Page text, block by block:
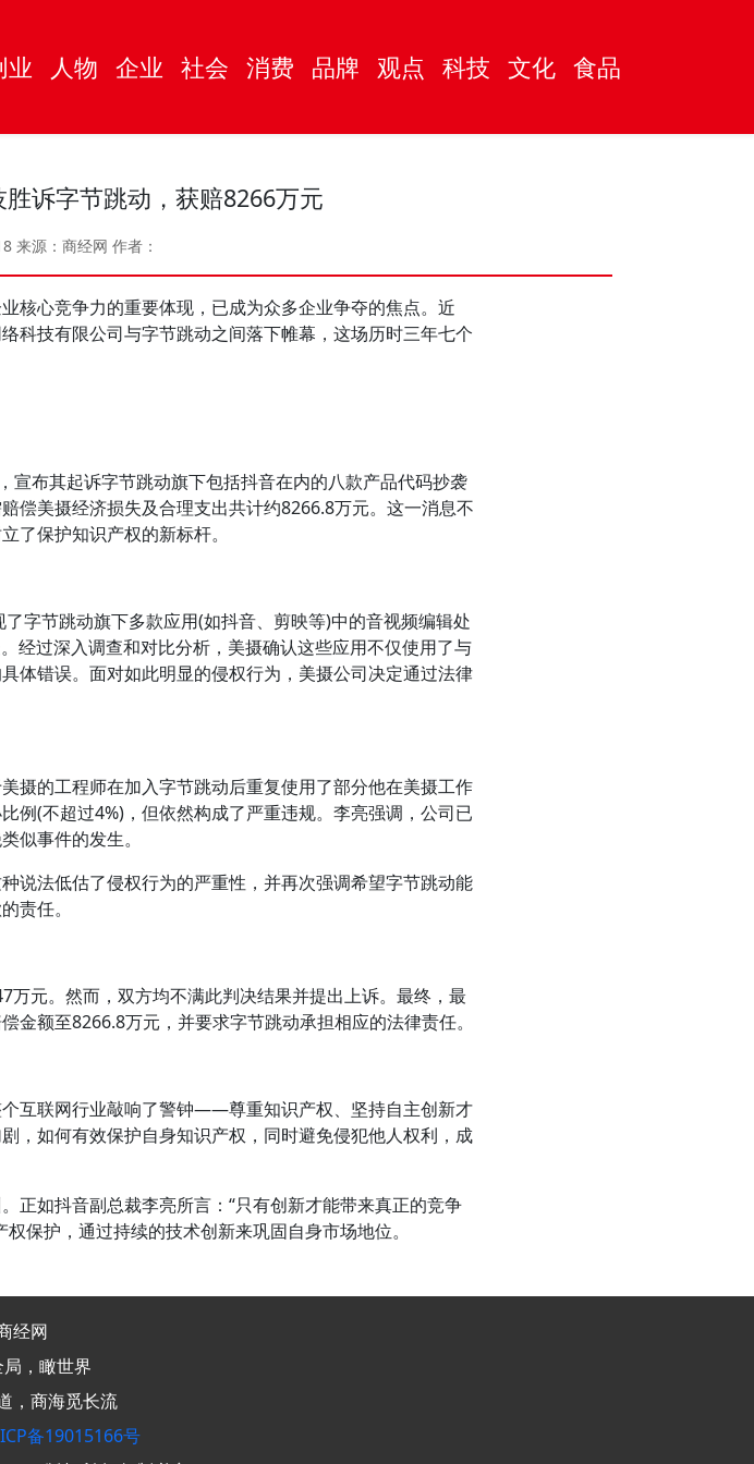
业 人物 企业 社会 消费 品牌 观点 科技 文化 食品
诉字节跳动，获赔8266万元
来源：商经网 作者：
心竞争力的重要体现，已成为众多企业争夺的焦点。近
科技有限公司与字节跳动之间落下帷幕，这场历时三年七个
布其起诉字节跳动旗下包括抖音在内的八款产品代码抄袭
偿美摄经济损失及合理支出共计约8266.8万元。这一消息不
了保护知识产权的新标杆。
节跳动旗下多款应用(如抖音、剪映等)中的音视频编辑处
经过深入调查和对比分析，美摄确认这些应用不仅使用了与
体错误。面对如此明显的侵权行为，美摄公司决定通过法律
的工程师在加入字节跳动后重复使用了部分他在美摄工作
例(不超过4%)，但依然构成了严重违规。李亮强调，公司已
似事件的发生。
法低估了侵权行为的严重性，并再次强调希望字节跳动能
责任。
元。然而，双方均不满此判决结果并提出上诉。最终，最
额至8266.8万元，并要求字节跳动承担相应的法律责任。
互联网行业敲响了警钟——尊重知识产权、坚持自主创新才
，如何有效保护自身知识产权，同时避免侵犯他人权利，成
如抖音副总裁李亮所言：“只有创新才能带来真正的竞争
保护，通过持续的技术创新来巩固自身市场地位。
经网
，瞰世界
，商海觅长流
备19015166号